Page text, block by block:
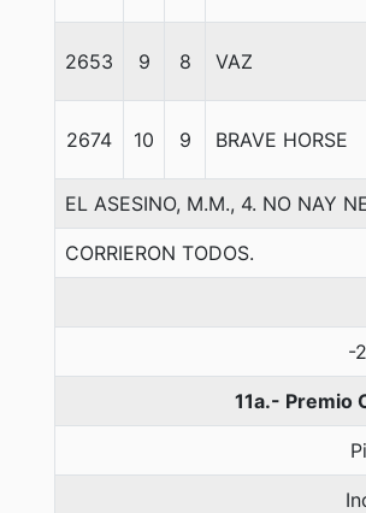
2653 9 8 VAZ
2674 10 9 BRAVE HORSE
EL ASESINO, M.M., 4. NO NAY
CORRIERON TODOS.
-
11a.- Premio